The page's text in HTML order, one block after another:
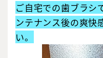
ご自宅での歯ブラシ
ンテナンス後の爽快
い。